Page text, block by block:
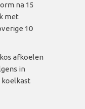
na 15
met
10
afkoelen
in
koelkast